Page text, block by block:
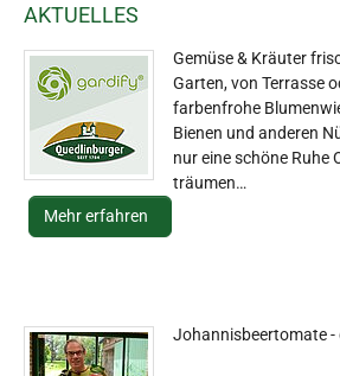
AKTUELLES
Gemüse & Kräuter
Garten, von Terrasse
farbenfrohe
Bienen und anderen
nur eine schöne Ruhe
träumen…
Mehr erfahren
Johannisbeertomate -